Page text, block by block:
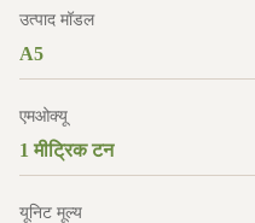
उत्पाद मॉडल
A5
एमओक्यू
1 मीट्रिक टन
यूनिट मूल्य